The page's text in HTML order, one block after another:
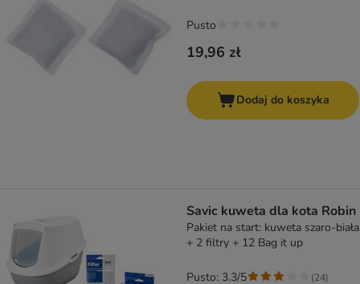
19,96 zł
Pusto
Dodaj do koszyka
Savic kuweta dla kota Robin
Pakiet na start: kuweta szaro-biała
+ 2 filtry + 12 Bag it up
Pusto: 3.3/5 (24)